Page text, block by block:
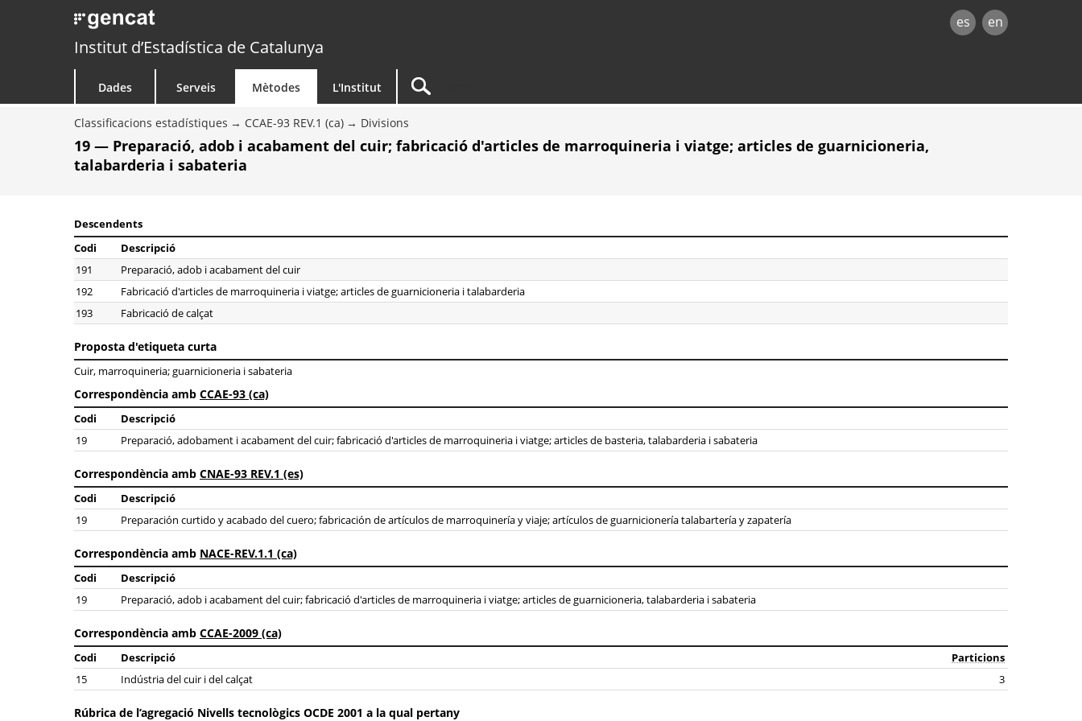
es en
Institut d’Estadística de Catalunya
Dades Serveis Mètodes L'Institut
Classificacions estadístiques CCAE-93 REV.1 (ca) Divisions
19 — Preparació, adob i acabament del cuir; fabricació d'articles de marroquineria i viatge; articles de guarnicioneria,
talabarderia i sabateria
Descendents
Codi
Descripció
191
Preparació, adob i acabament del cuir
192
Fabricació d'articles de marroquineria i viatge; articles de guarnicioneria i talabarderia
193
Fabricació de calçat
Proposta d'etiqueta curta
Cuir, marroquineria; guarnicioneria i sabateria
Correspondència amb CCAE-93 (ca)
Codi
Descripció
19
Preparació, adobament i acabament del cuir; fabricació d'articles de marroquineria i viatge; articles de basteria, talabarderia i sabateria
Correspondència amb CNAE-93 REV.1 (es)
Codi
Descripció
19
Preparación curtido y acabado del cuero; fabricación de artículos de marroquinería y viaje; artículos de guarnicionería talabartería y zapatería
Correspondència amb NACE-REV.1.1 (ca)
Codi
Descripció
19
Preparació, adob i acabament del cuir; fabricació d'articles de marroquineria i viatge; articles de guarnicioneria, talabarderia i sabateria
Correspondència amb CCAE-2009 (ca)
Codi Descripció
Particions
15
Indústria del cuir i del calçat 3
Rúbrica de l’agregació Nivells tecnològics OCDE 2001 a la qual pertany